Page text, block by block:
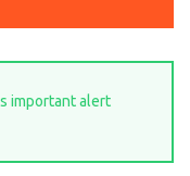
important alert